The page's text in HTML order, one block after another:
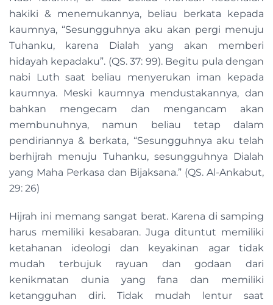
hakiki & menemukannya, beliau berkata kepada
kaumnya, “Sesungguhnya aku akan pergi menuju
Tuhanku, karena Dialah yang akan memberi
hidayah kepadaku”. (QS. 37: 99). Begitu pula dengan
nabi Luth saat beliau menyerukan iman kepada
kaumnya. Meski kaumnya mendustakannya, dan
bahkan mengecam dan mengancam akan
membunuhnya, namun beliau tetap dalam
pendiriannya & berkata, “Sesungguhnya aku telah
berhijrah menuju Tuhanku, sesungguhnya Dialah
yang Maha Perkasa dan Bijaksana.” (QS. Al-Ankabut,
29: 26)
Hijrah ini memang sangat berat. Karena di samping
harus memiliki kesabaran. Juga dituntut memiliki
ketahanan ideologi dan keyakinan agar tidak
mudah terbujuk rayuan dan godaan dari
kenikmatan dunia yang fana dan memiliki
ketangguhan diri. Tidak mudah lentur saat